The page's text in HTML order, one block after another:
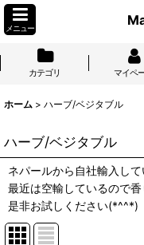
メニュー
カテゴリ マイペ
ホーム > ハーブ/ベジタブル
ハーブ/ベジタブル
ネパールから自社輸入して
最近は空輸しているので香
是非お試しください(*^^*)